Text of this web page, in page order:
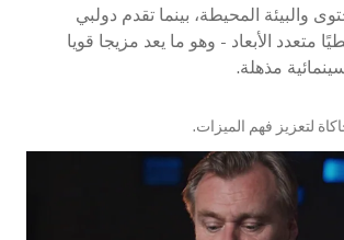
والبيئة المحيطة، بينما تقدم دولبي
متعدد الأبعاد - وهو ما يعد مزيجا قويا
مذهلة.
لتعزيز فهم الميزات.